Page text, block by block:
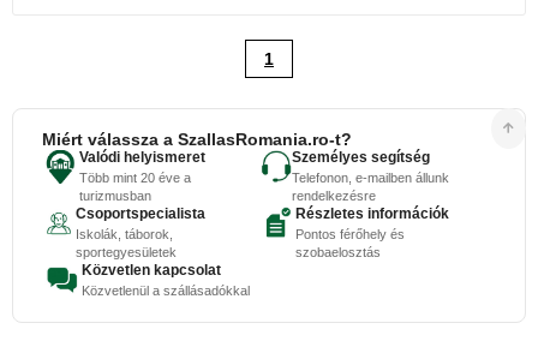
1
Miért válassza a SzallasRomania.ro-t?
Valódi helyismeret
Több mint 20 éve a
turizmusban
Személyes segítség
Telefonon, e-mailben állunk
rendelkezésre
Csoportspecialista
Iskolák, táborok,
sportegyesületek
Részletes információk
Pontos férőhely és
szobaelosztás
Közvetlen kapcsolat
Közvetlenül a szállásadókkal